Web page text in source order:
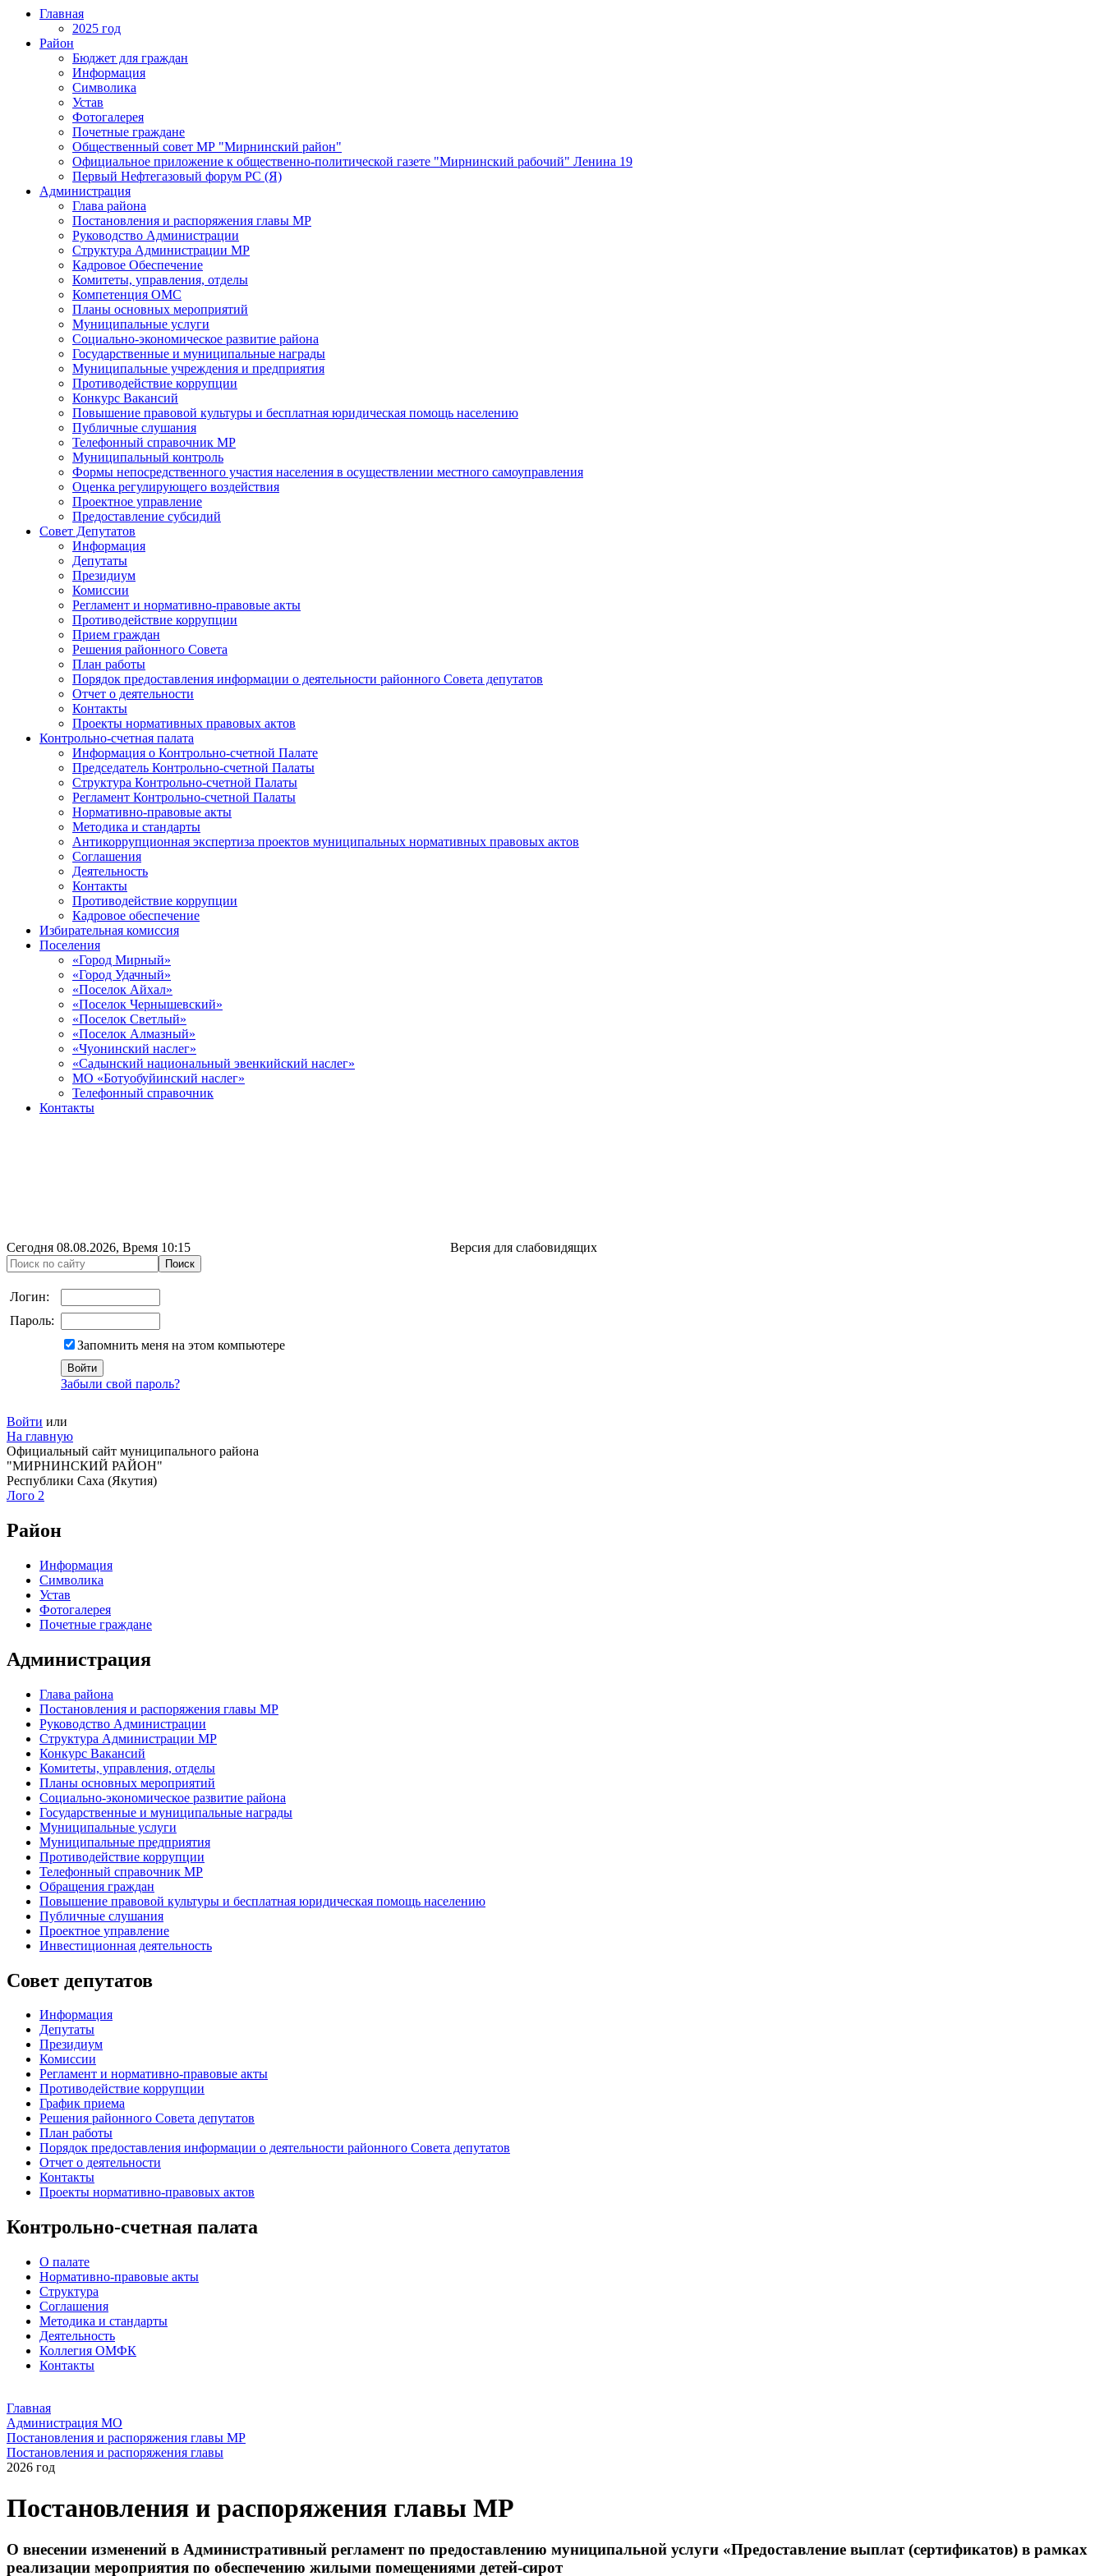
Главная
2025 год
Район
Бюджет для граждан
Информация
Символика
Устав
Фотогалерея
Почетные граждане
Общественный совет МР "Мирнинский район"
Официальное приложение к общественно-политической газете "Мирнинский рабочий" Ленина 19
Первый Нефтегазовый форум РС (Я)
Администрация
Глава района
Постановления и распоряжения главы МР
Руководство Администрации
Структура Администрации МР
Кадровое Обеспечение
Комитеты, управления, отделы
Компетенция ОМС
Планы основных мероприятий
Муниципальные услуги
Социально-экономическое развитие района
Государственные и муниципальные награды
Муниципальные учреждения и предприятия
Противодействие коррупции
Конкурс Вакансий
Повышение правовой культуры и бесплатная юридическая помощь населению
Публичные слушания
Телефонный справочник МР
Муниципальный контроль
Формы непосредственного участия населения в осуществлении местного самоуправления
Оценка регулирующего воздействия
Проектное управление
Предоставление субсидий
Совет Депутатов
Информация
Депутаты
Президиум
Комиссии
Регламент и нормативно-правовые акты
Противодействие коррупции
Прием граждан
Решения районного Совета
План работы
Порядок предоставления информации о деятельности районного Совета депутатов
Отчет о деятельности
Контакты
Проекты нормативных правовых актов
Контрольно-счетная палата
Информация о Контрольно-счетной Палате
Председатель Контрольно-счетной Палаты
Структура Контрольно-счетной Палаты
Регламент Контрольно-счетной Палаты
Нормативно-правовые акты
Методика и стандарты
Антикоррупционная экспертиза проектов муниципальных нормативных правовых актов
Соглашения
Деятельность
Контакты
Противодействие коррупции
Кадровое обеспечение
Избирательная комиссия
Поселения
«Город Мирный»
«Город Удачный»
«Поселок Айхал»
«Поселок Чернышевский»
«Поселок Светлый»
«Поселок Алмазный»
«Чуонинский наслег»
«Садынский национальный эвенкийский наслег»
МО «Ботуобуйинский наслег»
Телефонный справочник
Контакты
Сегодня 08.08.2026, Время 10:15 Версия для слабовидящих
Логин:
Пароль:
Запомнить меня на этом компьютере
Забыли свой пароль?
Войти или
На главную
Официальный сайт муниципального района
"МИРНИНСКИЙ РАЙОН"
Республики Саха (Якутия)
Лого 2
Район
Информация
Символика
Устав
Фотогалерея
Почетные граждане
Администрация
Глава района
Постановления и распоряжения главы МР
Руководство Администрации
Структура Администрации МР
Конкурс Вакансий
Комитеты, управления, отделы
Планы основных мероприятий
Социально-экономическое развитие района
Государственные и муниципальные награды
Муниципальные услуги
Муниципальные предприятия
Противодействие коррупции
Телефонный справочник МР
Обращения граждан
Повышение правовой культуры и бесплатная юридическая помощь населению
Публичные слушания
Проектное управление
Инвестиционная деятельность
Совет депутатов
Информация
Депутаты
Президиум
Комиссии
Регламент и нормативно-правовые акты
Противодействие коррупции
График приема
Решения районного Совета депутатов
План работы
Порядок предоставления информации о деятельности районного Совета депутатов
Отчет о деятельности
Контакты
Проекты нормативно-правовых актов
Контрольно-счетная палата
О палате
Нормативно-правовые акты
Структура
Соглашения
Методика и стандарты
Деятельность
Коллегия ОМФК
Контакты
Главная
Администрация МО
Постановления и распоряжения главы МР
Постановления и распоряжения главы
2026 год
Постановления и распоряжения главы МР
О внесении изменений в Административный регламент по предоставлению муниципальной услуги «Предоставление выплат (сертификатов) в рамках
реализации мероприятия по обеспечению жилыми помещениями детей-сирот